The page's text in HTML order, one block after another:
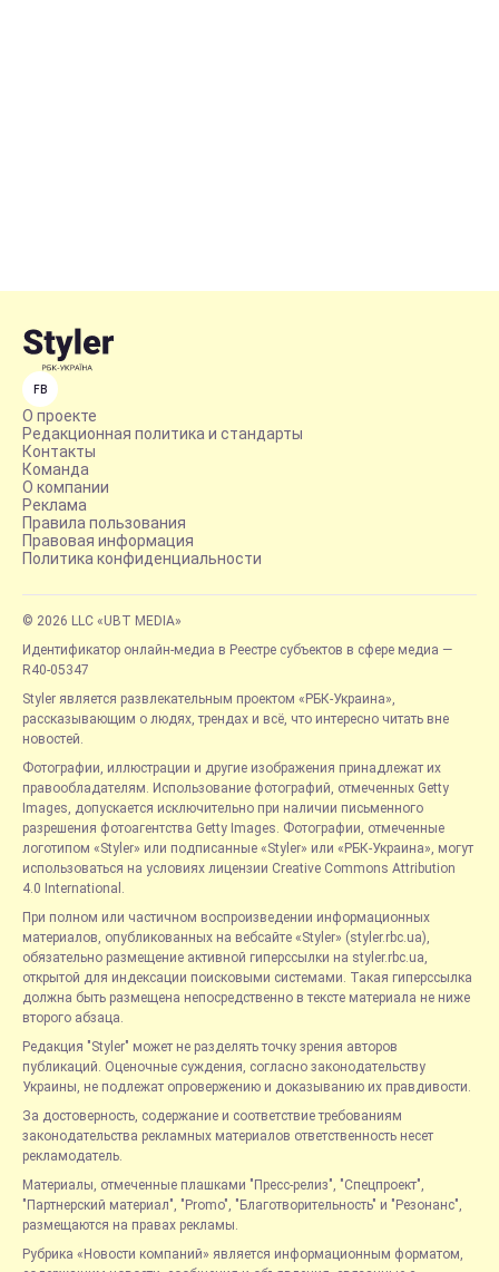
FB
О проекте
Редакционная политика и стандарты
Контакты
Команда
О компании
Реклама
Правила пользования
Правовая информация
Политика конфиденциальности
© 2026 LLC «UBT MEDIA»
Идентификатор онлайн-медиа в Реестре субъектов в сфере медиа —
R40-05347
Styler является развлекательным проектом «РБК-Украина»,
рассказывающим о людях, трендах и всё, что интересно читать вне
новостей.
Фотографии, иллюстрации и другие изображения принадлежат их
правообладателям. Использование фотографий, отмеченных Getty
Images, допускается исключительно при наличии письменного
разрешения фотоагентства Getty Images. Фотографии, отмеченные
логотипом «Styler» или подписанные «Styler» или «РБК-Украина», могут
использоваться на условиях лицензии Creative Commons Attribution
4.0 International.
При полном или частичном воспроизведении информационных
материалов, опубликованных на вебсайте «Styler» (styler.rbc.ua),
обязательно размещение активной гиперссылки на styler.rbc.ua,
открытой для индексации поисковыми системами. Такая гиперссылка
должна быть размещена непосредственно в тексте материала не ниже
второго абзаца.
Редакция "Styler" может не разделять точку зрения авторов
публикаций. Оценочные суждения, согласно законодательству
Украины, не подлежат опровержению и доказыванию их правдивости.
За достоверность, содержание и соответствие требованиям
законодательства рекламных материалов ответственность несет
рекламодатель.
Материалы, отмеченные плашками "Пресс-релиз", "Спецпроект",
"Партнерский материал", "Promo", "Благотворительность" и "Резонанс",
размещаются на правах рекламы.
Рубрика «Новости компаний» является информационным форматом,